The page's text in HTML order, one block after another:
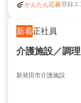
かんたん応募登録エ
新着正社員
介護施設／調
新発田市介護施設